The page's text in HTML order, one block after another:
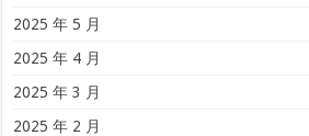
2025 年 5 月
2025 年 4 月
2025 年 3 月
2025 年 2 月